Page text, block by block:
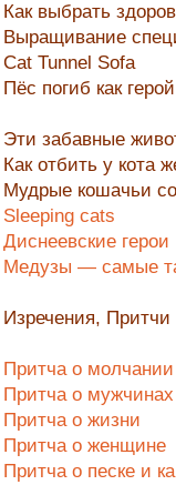
Как выбрать
Выращивание
Cat Tunnel Sofa
Пёс погиб как герой
Эти забавные
Как отбить у кота
Мудрые кошачьи
Sleeping cats
Диснеевские
Mедузы — cамые
Изречения,
Притча о молчании
Притча о мужчинах
Притча о жизни
Притча о женщине
Притча о песке и